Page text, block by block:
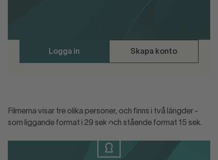
Logga in Skapa konto
Filmerna visar tre olika personer, och finns i två längder -
som liggande format i 29 sek och stående format 15 sek.